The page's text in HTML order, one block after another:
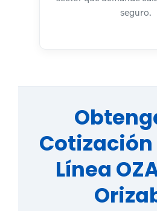
seguro.
Línea